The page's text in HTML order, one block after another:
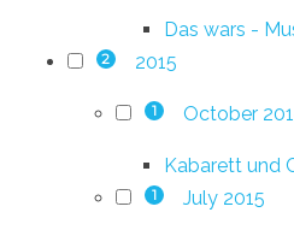
Das wars -
2 2015
1 October
Kabarett und
1 July 2015